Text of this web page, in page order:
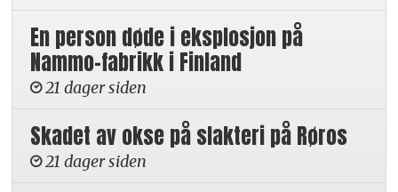
En person døde i eksplosjon på
Nammo-fabrikk i Finland
21 dager siden
Skadet av okse på slakteri på Røros
21 dager siden